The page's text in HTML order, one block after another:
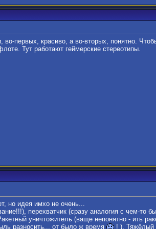
первых, красиво, а во-вторых, понятно.
Тут работают геймерские стереотипы.
но идея имхо не очень...
перехватчик (сразу аналогия с чем-
уничтожитель (ваще непонятно - ить
разносить... от было ж время
! ), Тяжёлый